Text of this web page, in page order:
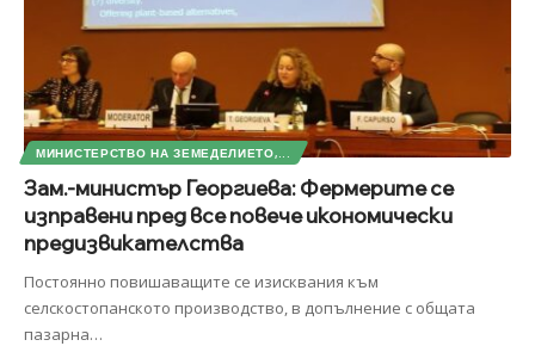
МИНИСТЕРСТВО НА ЗЕМЕДЕЛИЕТО,...
Зам.-министър Георгиева: Фермерите се
изправени пред все повече икономически
предизвикателства
Постоянно повишаващите се изисквания към
селскостопанското производство, в допълнение с общата
пазарна…